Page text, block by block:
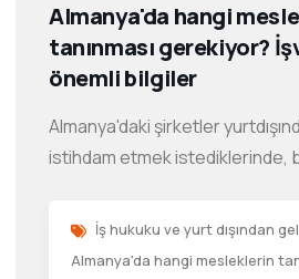
Almanya'da hangi
tanınması gerekiyor?
önemli bilgiler
Almanya'daki şirketler
istihdam etmek istediklerinde,
İş hukuku ve yurt dışından
Almanya'da hangi mesleklerin